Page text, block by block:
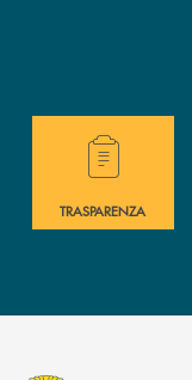
immediata?
Hai bisogno di
TRASPARENZA